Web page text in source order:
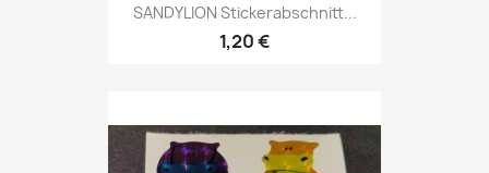
SANDYLION Stickerabschnitt...
1,20 €